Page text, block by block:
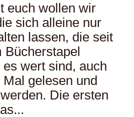
euch wollen wir
sich alleine nur
lassen, die seit
Bücherstapel
wert sind, auch
gelesen und
Die ersten